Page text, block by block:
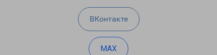
ВКонтакте
MAX